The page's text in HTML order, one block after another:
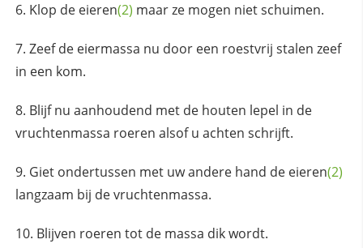
Klop de eieren(2) maar ze mogen niet schuimen.
Zeef de eiermassa nu door een roestvrij stalen zeef
in een kom.
Blijf nu aanhoudend met de houten lepel in de
vruchtenmassa roeren alsof u achten schrijft.
Giet ondertussen met uw andere hand de eieren(2)
langzaam bij de vruchtenmassa.
Blijven roeren tot de massa dik wordt.